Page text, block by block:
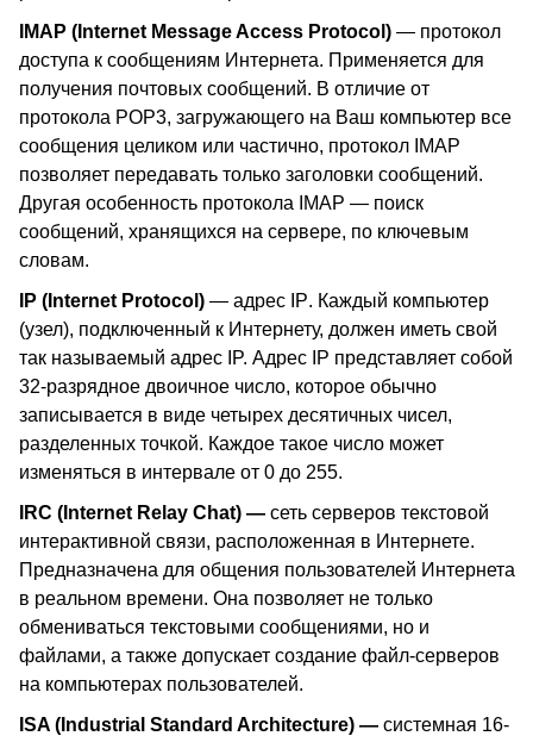
IMAP (Internet Message Access Protocol) — протокол
доступа к сообщениям Интернета. Применяется для
получения почтовых сообщений. В отличие от
протокола POP3, загружающего на Ваш компьютер все
сообщения целиком или частично, протокол IMAP
позволяет передавать только заголовки сообщений.
Другая особенность протокола
IMAP — поиск
сообщений, хранящихся на сервере, по ключевым
словам.
IP (Internet Protocol) — адрес IP. Каждый компьютер
(узел), подключенный к Интернету, должен иметь свой
так называемый адрес IP. Адрес IP представляет собой
32-разрядное двоичное число, которое обычно
записывается в виде четырех десятичных чисел,
разделенных точкой. Каждое такое число может
изменяться в интервале от 0 до 255.
IRC (Internet Relay Chat) — сеть серверов текстовой
интерактивной связи, расположенная в Интернете.
Предназначена для общения пользователей Интернета
в реальном времени. Она позволяет не только
обмениваться текстовыми сообщениями, но и
файлами, а также допускает создание файл-серверов
на компьютерах пользователей.
ISA (Industrial Standard Architecture) — системная 16-